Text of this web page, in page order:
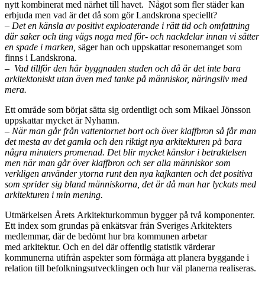
nytt kombinerat med närhet till havet. Något som fler städer kan
erbjuda men vad är det då som gör Landskrona speciellt?
– Det en känsla av positivt exploaterande i rätt tid och omfattning
där saker och ting vägs noga med för- och nackdelar innan vi sätter
en spade i marken, säger han och uppskattar resonemanget som
finns i Landskrona.
– Vad tillför den här byggnaden staden och då är det inte bara
arkitektoniskt utan även med tanke på människor, näringsliv med
mera.
Ett område som börjat sätta sig ordentligt och som Mikael Jönsson
uppskattar mycket är Nyhamn.
– När man går från vattentornet bort och över klaffbron så får man
det mesta av det gamla och den riktigt nya arkitekturen på bara
några minuters promenad. Det blir mycket känslor i betraktelsen
men när man går över klaffbron och ser alla människor som
verkligen använder ytorna runt den nya kajkanten och det positiva
som sprider sig bland människorna, det är då man har lyckats med
arkitekturen i min mening.
Utmärkelsen Årets Arkitekturkommun bygger på två komponenter.
Ett index som grundas på enkätsvar från Sveriges Arkitekters
medlemmar, där de bedömt hur bra kommunen arbetar
med arkitektur. Och en del där offentlig statistik värderar
kommunerna utifrån aspekter som förmåga att planera byggande i
relation till befolkningsutvecklingen och hur väl planerna realiseras.